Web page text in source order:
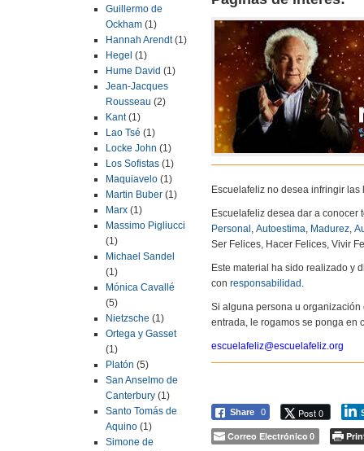
Guillermo de
Ockham (1)
Hannah Arendt(1)
Hegel (1)
Hume David (1)
Jean-Jacques
Rousseau (2)
Kant(1)
Lao Tsé (1)
Locke John (1)
Los Sofistas (1)
Maquiavelo (1)
Martin Buber (1)
Marx (1)
Massimo Pigliucci
(1)
Michael Sandel
(1)
Mónica Cavallé
(5)
Nietzsche (1)
Ortega y Gasset
(1)
Platón (5)
San Anselmo de
Canterbury (1)
Santo Tomás de
Aquino (1)
Simone de
Escuelafeliz no desea infringir
Escuelafeliz desea dar a
Personal , Autoestima, Madurez,
Ser Felices, Hacer Felices, Vivir
Este material ha sido realizado y
con responsabilidad .
Si alguna persona u
entrada, le rogamos se ponga en
escuelafeliz@escuelafeliz.org
Share 0 Post 0
Correo Electrónico 0